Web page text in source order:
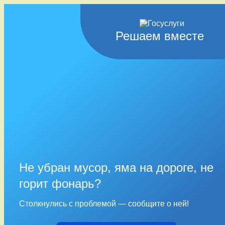
Решаем вместе
Не убран мусор, яма на дороге, не
горит фонарь?
Столкнулись с проблемой — сообщите о ней!